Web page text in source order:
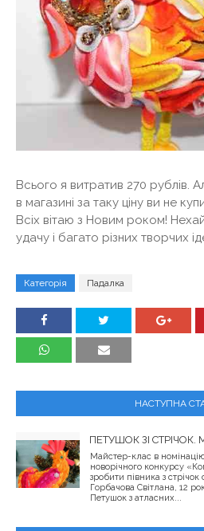
Всього я витратив 270 рублів.
в магазині за таку ціну ви не
Всіх вітаю з Новим роком!
удачу і багато різних творчих
Категорія Падалка
НАСТУПНА
ПЕТУШОК ЗІ
Майстер-клас в
новорічного конкурсу
зробити півника з
Горбачова Світлана, 12
Петушок з атласних...